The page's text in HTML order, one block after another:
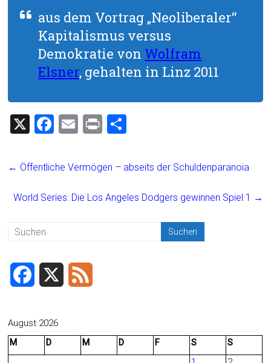
aus dem Vortrag „Neoliberaler“
Kapitalismus versus
Demokratie von Wolfram
Elsner, gehalten in Linz 2011
X
F
ce
o
E
ai
Pr
t
e
← Öffentliche Vermögen – abseits der Schuldenparanoia
World Series: Die Los Angeles Dodgers gewinnen Spiel 1 →
c
August 2026
M
D M D F S
S